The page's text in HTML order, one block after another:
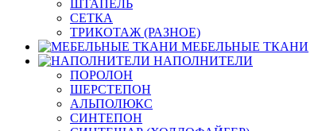
ШТАПЕЛЬ
СЕТКА
ТРИКОТАЖ (РАЗНОЕ)
МЕБЕЛЬНЫЕ ТКАНИ
НАПОЛНИТЕЛИ
ПОРОЛОН
ШЕРСТЕПОН
АЛЬПОЛЮКС
СИНТЕПОН